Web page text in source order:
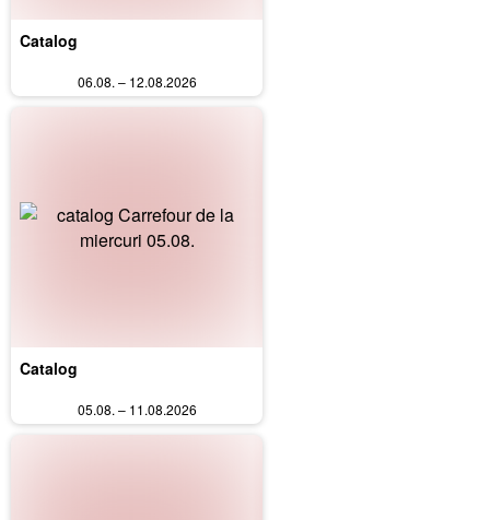
Catalog
06.08. – 12.08.2026
Catalog
05.08. – 11.08.2026